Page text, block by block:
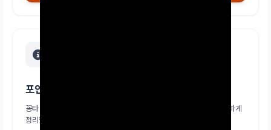
포인트 안내
꽁타 포인트 적립 기준, 등급별 혜택, 유효기간 및 사용 조건 등을 완벽하게
정리했습니다.